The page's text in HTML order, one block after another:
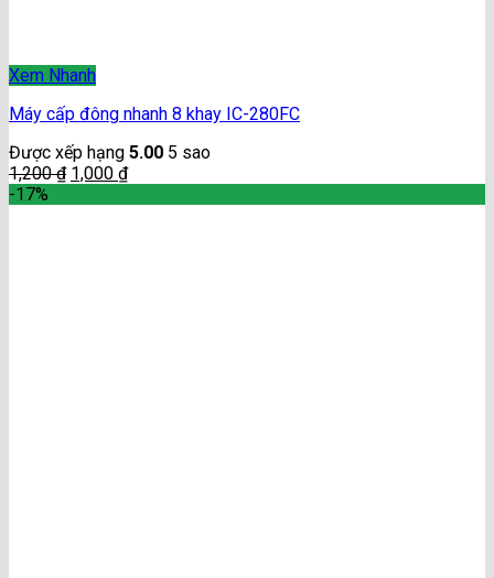
Xem Nhanh
Máy cấp đông nhanh 8 khay IC-280FC
Được xếp hạng 5.00 5 sao
1,200₫ 1,000 ₫
-17%